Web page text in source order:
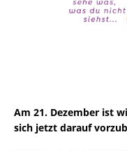
Am 21. Dezember ist
sich jetzt darauf